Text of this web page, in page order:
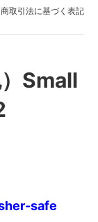
取引法に基づく表記
Small
safe